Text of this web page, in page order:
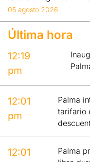
05 agosto 2026
Última hora
12:19
pm
12:01
pm
Palma
tarifario
12:01
Palma